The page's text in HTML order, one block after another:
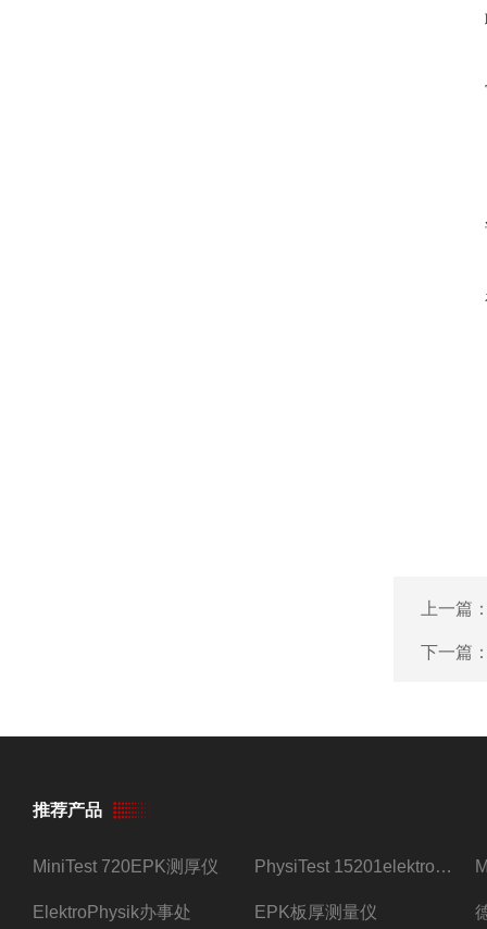
上一篇
下一篇
推荐产品
MiniTest 720EPK测厚仪 PhysiTest 15201elektrophysik测厚仪
ElektroPhysik办事处 EPK板厚测量仪